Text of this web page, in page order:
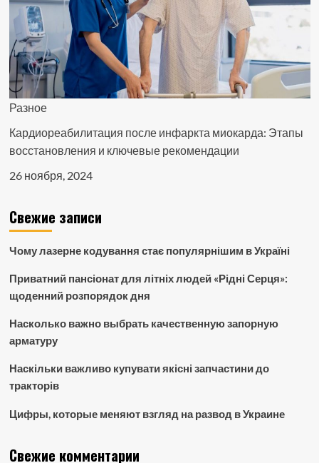
Разное
Кардиореабилитация после инфаркта миокарда: Этапы
восстановления и ключевые рекомендации
26 ноября, 2024
Свежие записи
Чому лазерне кодування стає популярнішим в Україні
Приватний пансіонат для літніх людей «Рідні Серця»:
щоденний розпорядок дня
Насколько важно выбрать качественную запорную
арматуру
Наскільки важливо купувати якісні запчастини до
тракторів
Цифры, которые меняют взгляд на развод в Украине
Свежие комментарии